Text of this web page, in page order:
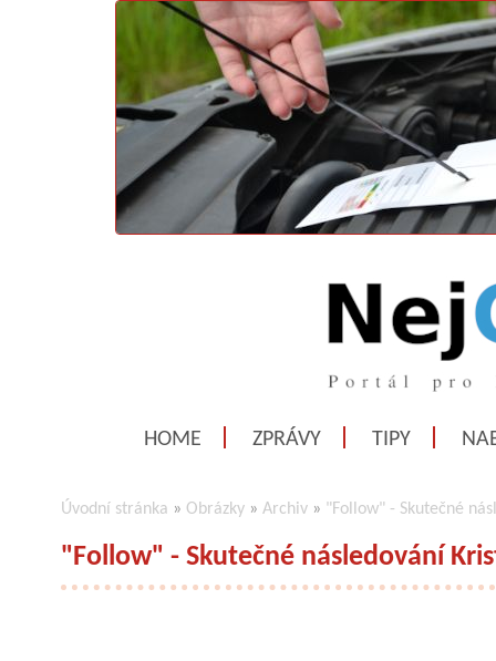
HOME ZPRÁVY TIPY
Úvodní stránka » Obrázky » Archiv » "Follow" - Skutečné
"Follow" - Skutečné následování